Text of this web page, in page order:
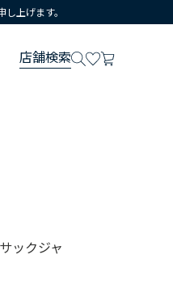
上げます。
店舗検索
ックジャ